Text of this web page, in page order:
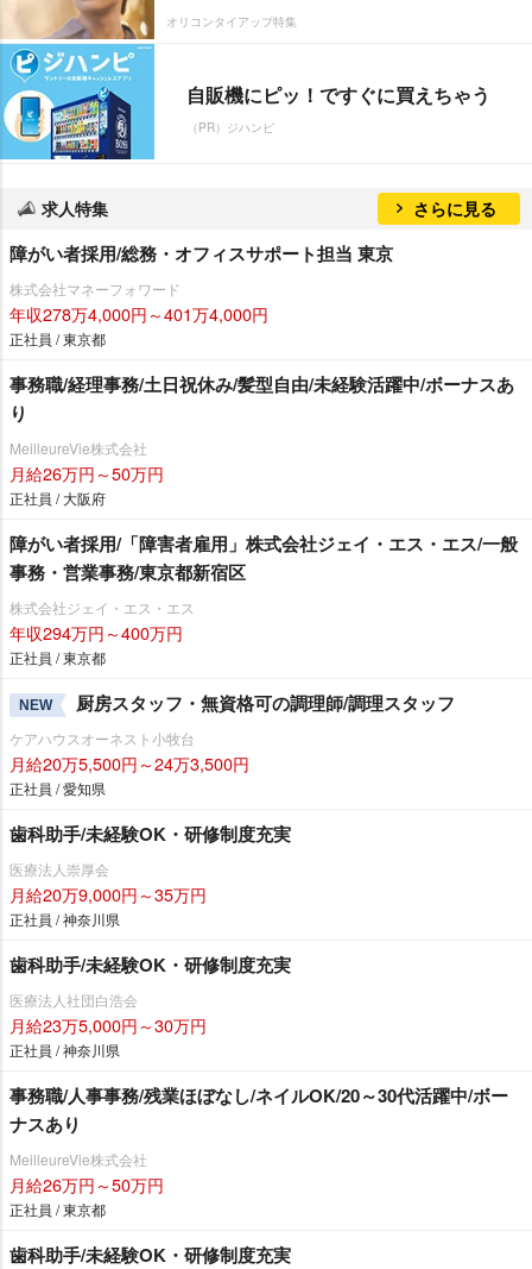
オリコンタイアップ特集
自販機にピッ！ですぐに買えちゃう
（PR）ジハンピ
求人特集 さらに見る
障がい者採用/総務・オフィスサポート担当 東京
株式会社マネーフォワード
年収278万4,000円～401万4,000円
正社員 / 東京都
事務職/経理事務/土日祝休み/髪型自由/未経験活躍中/ボーナスあ
り
MeilleureVie株式会社
月給26万円～50万円
正社員 / 大阪府
障がい者採用/「障害者雇用」株式会社ジェイ・エス・エス/一般
事務・営業事務/東京都新宿区
株式会社ジェイ・エス・エス
年収294万円～400万円
正社員 / 東京都
NEW 厨房スタッフ・無資格可の調理師/調理スタッフ
ケアハウスオーネスト小牧台
月給20万5,500円～24万3,500円
正社員 / 愛知県
歯科助手/未経験OK・研修制度充実
医療法人崇厚会
月給20万9,000円～35万円
正社員 / 神奈川県
歯科助手/未経験OK・研修制度充実
医療法人社団白浩会
月給23万5,000円～30万円
正社員 / 神奈川県
事務職/人事事務/残業ほぼなし/ネイルOK/20～30代活躍中/ボー
ナスあり
MeilleureVie株式会社
月給26万円～50万円
正社員 / 東京都
歯科助手/未経験OK・研修制度充実